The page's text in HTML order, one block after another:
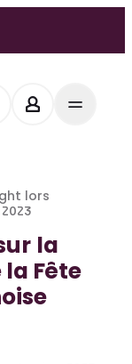
lors
la
Fête